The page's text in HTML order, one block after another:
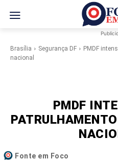
Brasília Segurança DF
PMDF
nacional
PMDF
Fonte em Foco